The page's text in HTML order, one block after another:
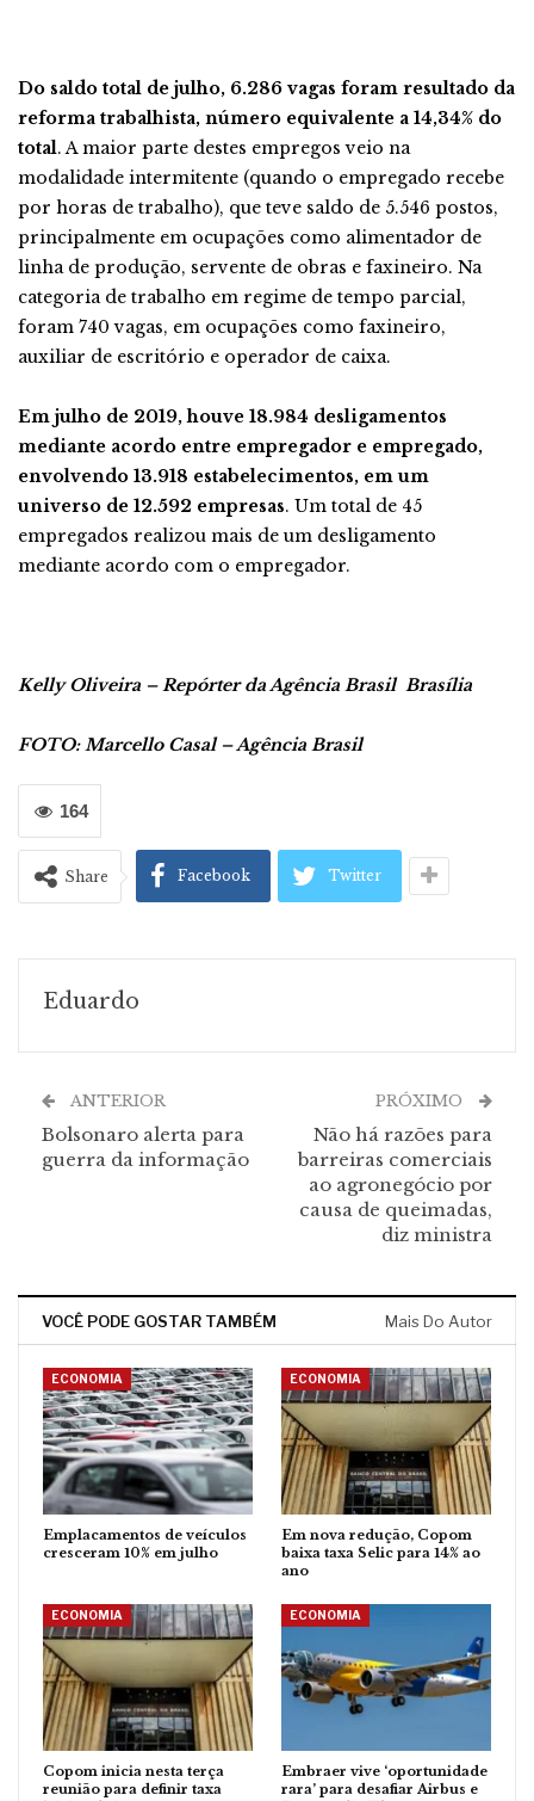
Do saldo total de julho, 6.286 vagas foram resultado da
reforma trabalhista, número equivalente a 14,34% do
total. A maior parte destes empregos veio na
modalidade intermitente (quando o empregado recebe
por horas de trabalho), que teve saldo de 5.546 postos,
principalmente em ocupações como alimentador de
linha de produção, servente de obras e faxineiro. Na
categoria de trabalho em regime de tempo parcial,
foram 740 vagas, em ocupações como faxineiro,
auxiliar de escritório e operador de caixa.
Em julho de 2019, houve 18.984 desligamentos
mediante acordo entre empregador e empregado,
envolvendo 13.918 estabelecimentos, em um
universo de 12.592 empresas. Um total de 45
empregados realizou mais de um desligamento
mediante acordo com o empregador.
Kelly Oliveira – Repórter da Agência Brasil Brasília
FOTO: Marcello Casal – Agência Brasil
164
Share Facebook Twitter
Eduardo
ANTERIOR
Bolsonaro alerta para
guerra da informação
PRÓXIMO
Não há razões para
barreiras comerciais
ao agronegócio por
causa de queimadas,
diz ministra
VOCÊ PODE GOSTAR TAMBÉM Mais Do Autor
ECONOMIA
Emplacamentos de veículos
cresceram 10% em julho
ECONOMIA
Em nova redução, Copom
baixa taxa Selic para 14% ao
ano
ECONOMIA
Copom inicia nesta terça
reunião para definir taxa
ECONOMIA
Embraer vive ‘oportunidade
rara’ para desafiar Airbus e